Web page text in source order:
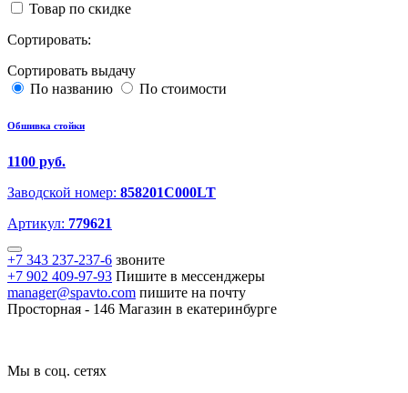
Товар по скидке
Сортировать:
Сортировать выдачу
По названию
По стоимости
Обшивка стойки
1100 руб.
Заводской номер: 858201C000LT
Артикул: 779621
+7 343 237-237-6 звоните
+7 902 409-97-93 Пишите в мессенджеры
manager@spavto.com пишите на почту
Просторная - 146 Магазин в екатеринбурге
Мы в соц. сетях